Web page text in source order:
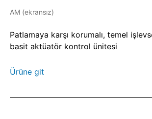
AM (ekransız)
Patlamaya karşı korumalı, temel
basit aktüatör kontrol ünitesi
Ürüne git